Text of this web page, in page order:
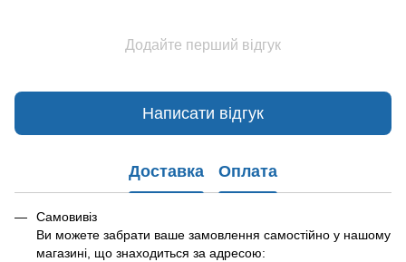
Додайте перший відгук
Написати відгук
Доставка Оплата
Самовивіз
Ви можете забрати ваше замовлення самостійно у нашому
магазині, що знаходиться за адресою: